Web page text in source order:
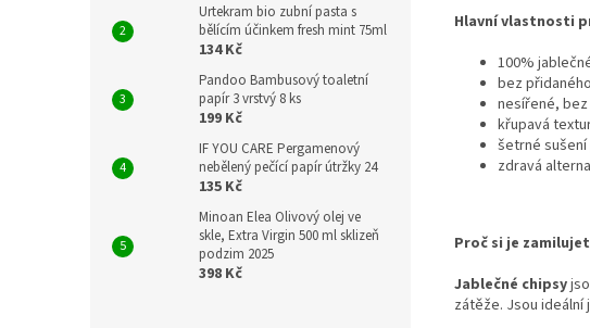
Urtekram bio zubní pasta s
bělícím účinkem fresh mint 75ml
134 Kč
Pandoo Bambusový toaletní
papír 3 vrstvý 8 ks
199 Kč
IF YOU CARE Pergamenový
nebělený pečící papír útržky 24
135 Kč
Minoan Elea Olivový olej ve
skle, Extra Virgin 500 ml sklizeň
podzim 2025
398 Kč
Hlavní vlastnosti
100%
bez
nesířené,
křupavá
šetrné sušení
zdravá
Proč si je
Jablečné chipsy
zátěže. Jsou ideální